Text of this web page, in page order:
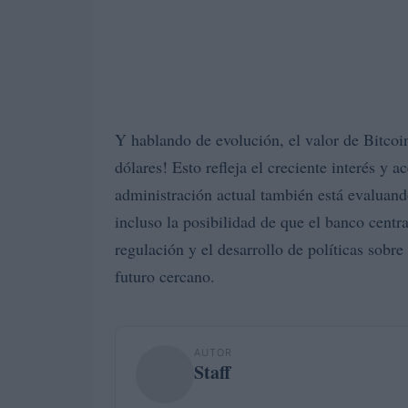
Y hablando de evolución, el valor de
dólares! Esto refleja el creciente interés y
administración actual también está
incluso la posibilidad de que el banco
regulación y el desarrollo de políticas
futuro cercano.
AUTOR
Staff